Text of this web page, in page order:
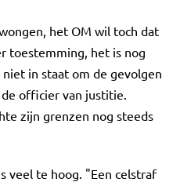
het OM wil toch dat
toestemming, het is nog
in staat om de gevolgen
officier van justitie.
zijn grenzen nog steeds
veel te hoog. "Een celstraf